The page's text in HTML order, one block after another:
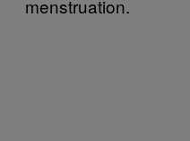
menstruation.